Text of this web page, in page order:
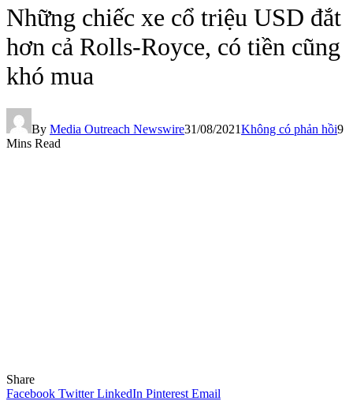
Những chiếc xe cổ triệu USD đắt
hơn cả Rolls-Royce, có tiền cũng
khó mua
By Media Outreach Newswire31/08/2021Không có phản hồi9
Mins Read
Share
Facebook Twitter LinkedIn Pinterest Email